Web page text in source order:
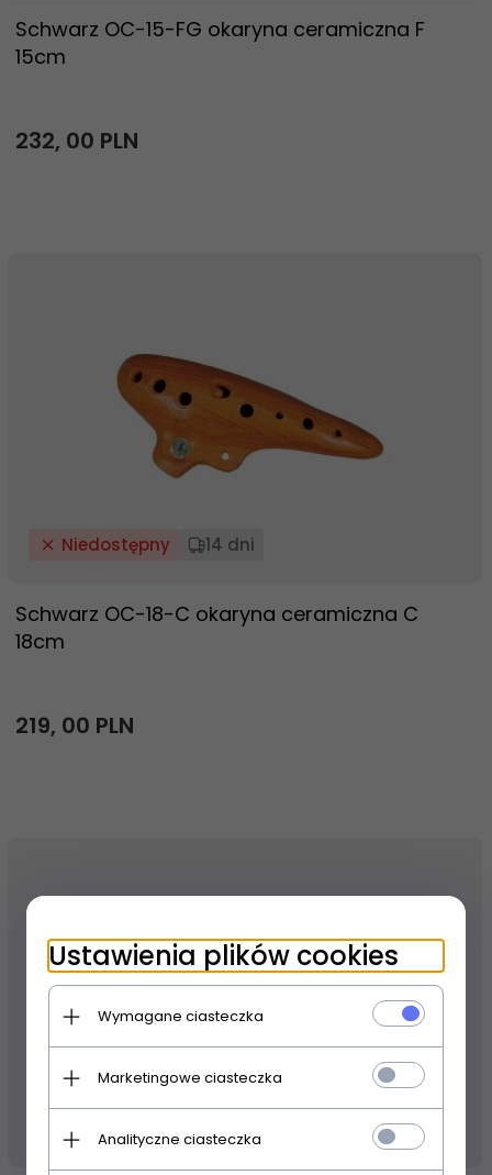
Schwarz OC-15-FG okaryna ceramiczna F
15cm
232, 00 PLN
Niedostępny 14 dni
Schwarz OC-18-C okaryna ceramiczna C
18cm
219, 00 PLN
Niedostępny 14 dni
Ustawienia plików cookies
Wymagane ciasteczka
Marketingowe ciasteczka
Analityczne ciasteczka